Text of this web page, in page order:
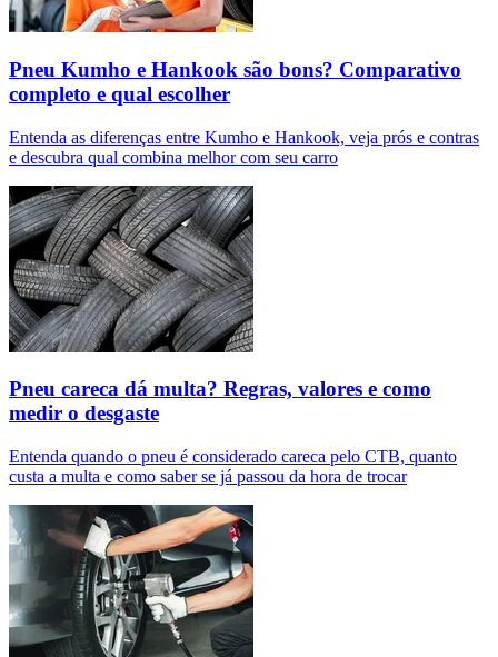
Pneu Kumho e Hankook são bons? Comparativo
completo e qual escolher
Entenda as diferenças entre Kumho e Hankook, veja prós e contras
e descubra qual combina melhor com seu carro
Pneu careca dá multa? Regras, valores e como
medir o desgaste
Entenda quando o pneu é considerado careca pelo CTB, quanto
custa a multa e como saber se já passou da hora de trocar